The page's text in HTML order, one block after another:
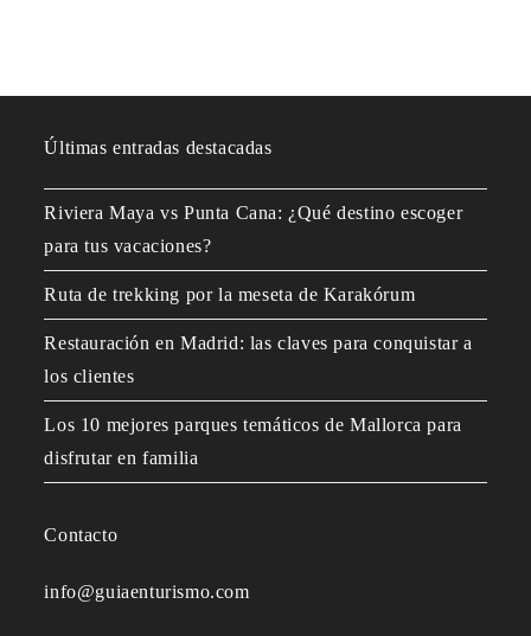
Últimas entradas destacadas
Riviera Maya vs Punta Cana: ¿Qué destino escoger
para tus vacaciones?
Ruta de trekking por la meseta de Karakórum
Restauración en Madrid: las claves para conquistar a
los clientes
Los 10 mejores parques temáticos de Mallorca para
disfrutar en familia
Contacto
info@guiaenturismo.com